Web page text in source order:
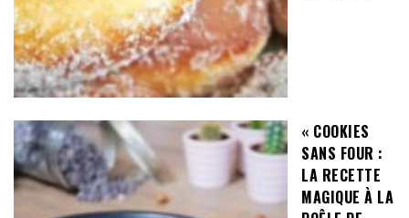
« COOKIES
SANS FOUR :
LA RECETTE
MAGIQUE À LA